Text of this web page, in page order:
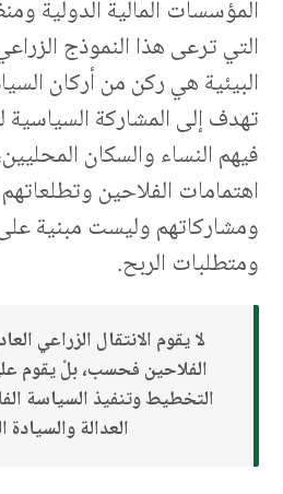
المؤسسات المالية الدولية
التي ترعى هذا النموذج
البيئية هي ركن من أركان
تهدف إلى المشاركة السياسية
فيهم النساء والسكان
اهتمامات الفلاحين
ومشاركاتهم وليست مبنية
ومتطلبات الربح.
لا يقوم الانتقال الزراعي
الفلاحين فحسب، بلْ يقوم
التخطيط وتنفيذ السياسة
العدالة والسيادة